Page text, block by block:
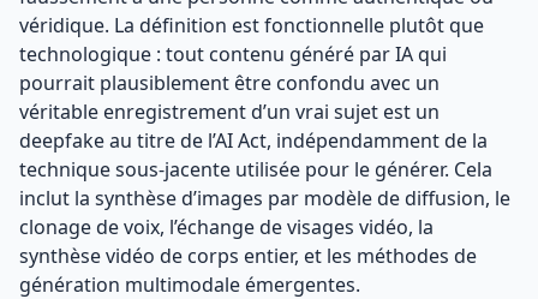
véridique. La définition est fonctionnelle plutôt que
technologique : tout contenu généré par IA qui
pourrait plausiblement être confondu avec un
véritable enregistrement d’un vrai sujet est un
deepfake au titre de l’AI Act, indépendamment de la
technique sous-jacente utilisée pour le générer. Cela
inclut la synthèse d’images par modèle de diffusion, le
clonage de voix, l’échange de visages vidéo, la
synthèse vidéo de corps entier, et les méthodes de
génération multimodale émergentes.